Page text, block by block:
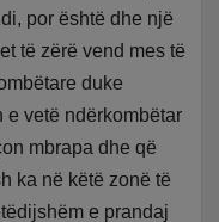
por është dhe një
të zërë vend mes të
duke
e vetë ndërkombëtar
mbrapa dhe që
ka në këtë zonë të
e prandaj